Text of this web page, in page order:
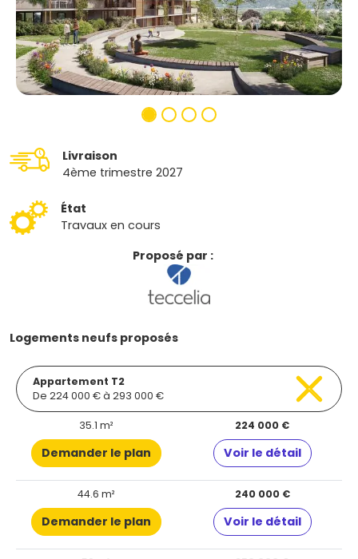
Livraison
4ème trimestre 2027
État
Travaux en cours
Proposé par :
Logements neufs proposés
Appartement T2
De 224 000 € à 293 000 €
35.1 m² 224 000 €
Demander le plan Voir le détail
44.6 m² 240 000 €
Demander le plan Voir le détail